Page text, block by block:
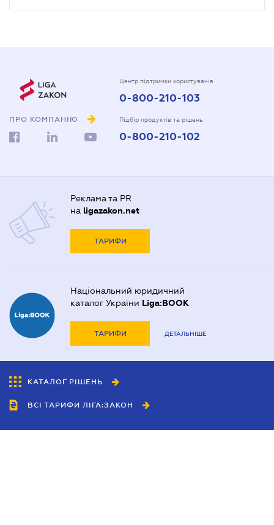
ПРО КОМПАНІЮ
Центр підтримки користувачів
0-800-210-103
Підбір продуктів та рішень
0-800-210-102
Реклама та PR
на ligazakon.net
ТАРИФИ
Національний юридичний
каталог України Liga:BOOK
ТАРИФИ ДЕТАЛЬНІШЕ
КАТАЛОГ РІШЕНЬ
ВСІ ТАРИФИ ЛІГА:ЗАКОН